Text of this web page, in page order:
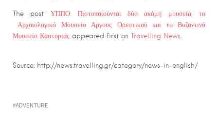
The post ΥΠΠΟ: Πιστοποιούνται δύο ακόμη μουσεία, το
Αρχαιολογικό Μουσείο Αργους Ορεστικού και το Βυζαντινό
Μουσείο Καστοριάς appeared first on Travelling News.
Source: http://news.travelling.gr/category/news-in-english/
ADVENTURE